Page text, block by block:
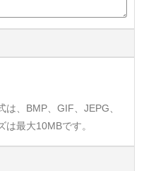
、BMP、GIF、JEPG、
最大10MBです。